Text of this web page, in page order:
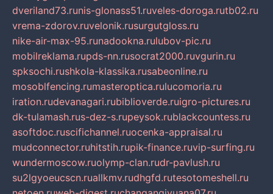
dveriland73.runis-glonass51.ruveles-doroga.rutb02.ru
vrema-zdorov.ruvelonik.rusurgutgloss.ru
nike-air-max-95.runadookna.rulubov-pic.ru
mobilreklama.rupds-nn.rusocrat2000.ruvgurin.ru
spksochi.rushkola-klassika.rusabeonline.ru
mosoblfencing.rumasteroptica.rulucomoria.ru
iration.rudevanagari.rubiblioverde.ruigro-pictures.ru
dk-tulamash.rus-dez-s.rupeysok.rublackcountess.ru
asoftdoc.ruscifichannel.ruocenka-appraisal.ru
mudconnector.ruhitstih.rupik-finance.ruvip-surfing.ru
wundermoscow.ruolymp-clan.rudr-pavlush.ru
su2lgyoeucscn.ruallkmv.rudhgfd.rutesotomeshell.ru